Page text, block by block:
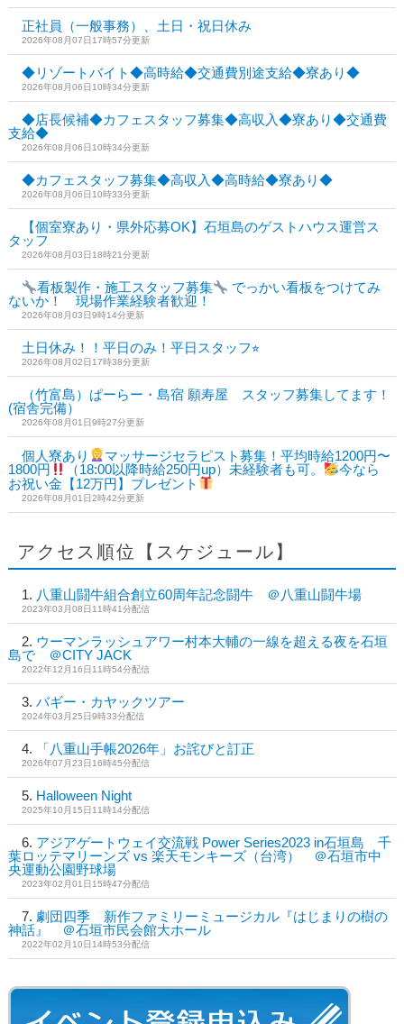
正社員（一般事務）、土日・祝日休み
2026年08月07日17時57分更新
◆リゾートバイト◆高時給◆交通費別途支給◆寮あり◆
2026年08月06日10時34分更新
◆店長候補◆カフェスタッフ募集◆高収入◆寮あり◆交通費
支給◆
2026年08月06日10時34分更新
◆カフェスタッフ募集◆高収入◆高時給◆寮あり◆
2026年08月06日10時33分更新
【個室寮あり・県外応募OK】石垣島のゲストハウス運営ス
タッフ
2026年08月03日18時21分更新
看板製作・施工スタッフ募集
でっかい看板をつけてみ
ないか！ 現場作業経験者歓迎！
2026年08月03日9時14分更新
土日休み！！平日のみ！平日スタッフ⭐︎
2026年08月02日17時38分更新
（竹富島）ぱーらー・島宿 願寿屋 スタッフ募集してます！
(宿舎完備）
2026年08月01日9時27分更新
個人寮あり
マッサージセラピスト募集！平均時給1200円〜
1800円
（18:00以降時給250円up）未経験者も可。
今なら
お祝い金【12万円】プレゼント
2026年08月01日2時42分更新
アクセス順位【スケジュール】
八重山闘牛組合創立60周年記念闘牛 ＠八重山闘牛場
2023年03月08日11時41分配信
ウーマンラッシュアワー村本大輔の一線を超える夜を石垣
島で ＠CITY JACK
2022年12月16日11時54分配信
バギー・カヤックツアー
2024年03月25日9時33分配信
「八重山手帳2026年」お詫びと訂正
2026年07月23日16時45分配信
Halloween Night
2025年10月15日11時14分配信
アジアゲートウェイ交流戦 Power Series2023 in石垣島 千
葉ロッテマリーンズ vs 楽天モンキーズ（台湾） ＠石垣市中
央運動公園野球場
2023年02月01日15時47分配信
劇団四季 新作ファミリーミュージカル『はじまりの樹の
神話』 ＠石垣市民会館大ホール
2022年02月10日14時53分配信